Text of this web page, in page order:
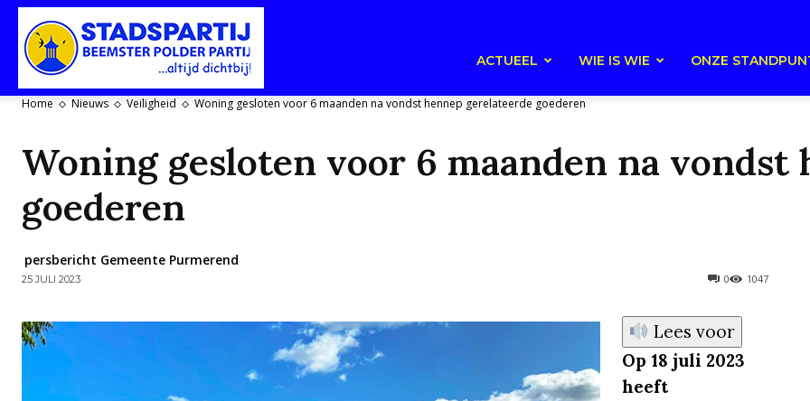
Polderpartij
ACTUEEL WIE IS WIE ONZE
Home Nieuws Veiligheid Woning gesloten voor 6 maanden na vondst hennep gerelateerde goederen
Woning gesloten voor 6 maanden na vondst
goederen
persbericht Gemeente Purmerend
25 JULI 2023 1047
0
Lees voor
Op 18 juli 2023
heeft